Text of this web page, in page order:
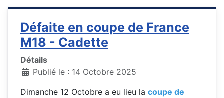
Défaite en coupe de France
M18 - Cadette
Détails
Publié le : 14 Octobre 2025
Dimanche 12 Octobre a eu lieu la coupe de